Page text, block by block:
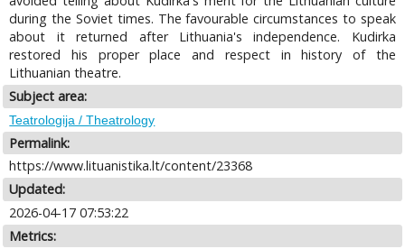
during the Soviet times. The favourable circumstances to speak
about it returned after Lithuania's independence. Kudirka
restored his proper place and respect in history of the
Lithuanian theatre.
Subject area:
Teatrologija / Theatrology
Permalink:
https://www.lituanistika.lt/content/23368
Updated:
2026-04-17 07:53:22
Metrics: